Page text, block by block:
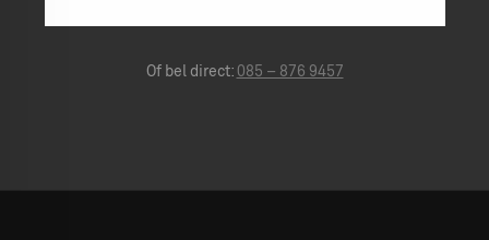
Of bel direct: 085 – 876 9457